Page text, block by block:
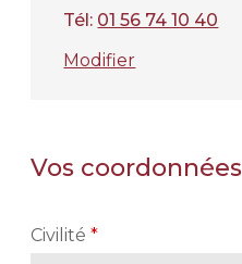
Tél: 01 56 74 10 40
Modifier
Vos coordonnées
Civilité*